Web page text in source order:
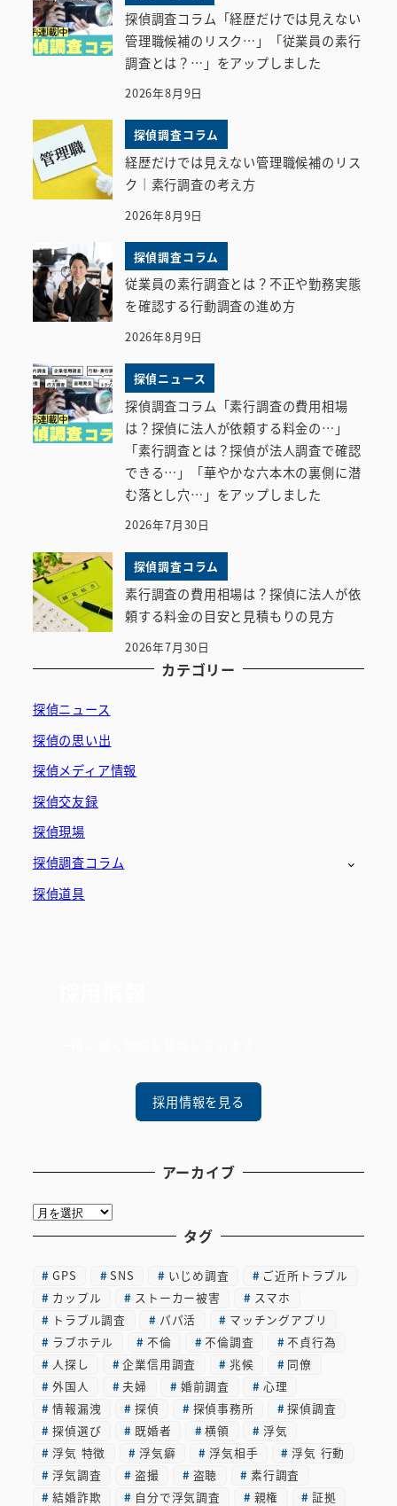
探偵調査コラム「経歴だけでは見えない
管理職候補のリスク…」「従業員の素行
調査とは？…」をアップしました
2026年8月9日
探偵調査コラム
経歴だけでは見えない管理職候補のリス
ク｜素行調査の考え方
2026年8月9日
探偵調査コラム
従業員の素行調査とは？不正や勤務実態
を確認する行動調査の進め方
2026年8月9日
探偵ニュース
探偵調査コラム「素行調査の費用相場
は？探偵に法人が依頼する料金の…」
「素行調査とは？探偵が法人調査で確認
できる…」「華やかな六本木の裏側に潜
む落とし穴…」をアップしました
2026年7月30日
探偵調査コラム
素行調査の費用相場は？探偵に法人が依
頼する料金の目安と見積もりの見方
2026年7月30日
カテゴリー
探偵ニュース
探偵の思い出
探偵メディア情報
探偵交友録
探偵現場
探偵調査コラム
探偵道具
採用情報を見る
アーカイブ
ア
ー
イ
ブ
タグ
GPS SNS いじめ調査
ご近所トラブル
カップル
ストーカー被害
スマホ
トラブル調査
パパ活
マッチングアプリ
ラブホテル
不倫 不倫調査
不貞行為
人探し
企業信用調査 兆候
同僚
外国人
夫婦 婚前調査
心理
情報漏洩
探偵 探偵事務所
探偵調査
探偵選び
既婚者 横領
浮気
浮気 特徴
浮気癖 浮気相手
浮気 行動
浮気調査
盗撮 盗聴
素行調査
結婚詐欺
自分で浮気調査 親権 証拠